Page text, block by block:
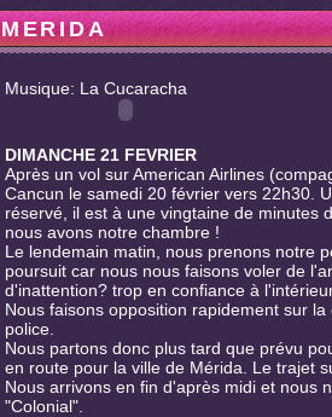
MERIDA
Musique: La Cucaracha
DIMANCHE 21 FEVRIER
Après un vol sur American Airlines
Cancun le samedi 20 février vers 22h30.
réservé, il est à une vingtaine de minutes
nous avons notre chambre !
Le lendemain matin, nous prenons notre
poursuit car nous nous faisons voler de
d'inattention? trop en confiance à
Nous faisons opposition rapidement sur
police.
Nous partons donc plus tard que prévu
en route pour la ville de Mérida. Le trajet
Nous arrivons en fin d'après midi et nous
"Colonial".